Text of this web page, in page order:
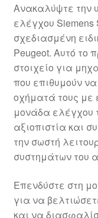
Μεταφορά
Ο λογαριασμός
Ολοκλήρωση
Οροι και
Παγκόσμια
Παράπονα
Ανακαλύψτε την
ελέγχου Siemens
σχεδιασμένη
Peugeot. Αυτό το
στοιχείο για
που επιθυμούν
οχήματά τους με
μονάδα ελέγχου
αξιοπιστία και
την σωστή
συστημάτων του
Επενδύστε στη
για να
και να